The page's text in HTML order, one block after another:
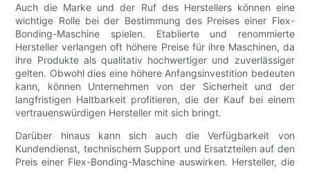
Auch die Marke und der Ruf des Herstellers können eine
wichtige Rolle bei der Bestimmung des Preises einer Flex-
Bonding-Maschine spielen. Etablierte und renommierte
Hersteller verlangen oft höhere Preise für ihre Maschinen, da
ihre Produkte als qualitativ hochwertiger und zuverlässiger
gelten. Obwohl dies eine höhere Anfangsinvestition bedeuten
kann, können Unternehmen von der Sicherheit und der
langfristigen Haltbarkeit profitieren, die der Kauf bei einem
vertrauenswürdigen Hersteller mit sich bringt.
Darüber hinaus kann sich auch die Verfügbarkeit von
Kundendienst, technischem Support und Ersatzteilen auf den
Preis einer Flex-Bonding-Maschine auswirken. Hersteller, die